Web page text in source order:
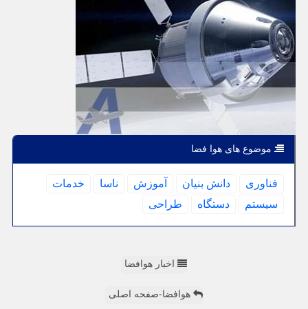
موضوع های هوا فضا
فناوری دانش بنیان آموزش ناسا
خدمات
سیستم
دستگاه طراحی
اخبار هوافضا
هوافضا-صفحه اصلی